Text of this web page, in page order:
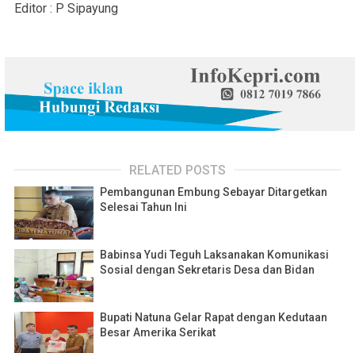
Editor : P Sipayung
RELATED POSTS
Pembangunan Embung Sebayar Ditargetkan
Selesai Tahun Ini
Babinsa Yudi Teguh Laksanakan Komunikasi
Sosial dengan Sekretaris Desa dan Bidan
Bupati Natuna Gelar Rapat dengan Kedutaan
Besar Amerika Serikat